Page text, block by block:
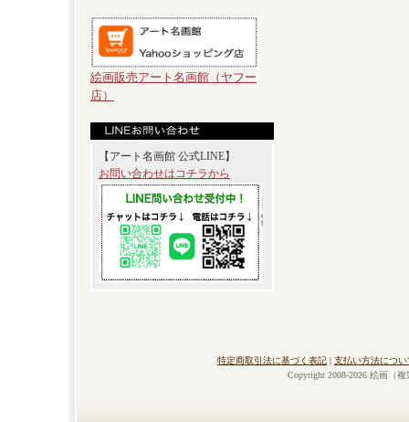
絵画販売アート名画館（ヤフー
店）
【アート名画館 公式LINE】
お問い合わせはコチラから
特定商取引法に基づく表記 | 支払い方法につい
Copyright 2008-2026 絵画（